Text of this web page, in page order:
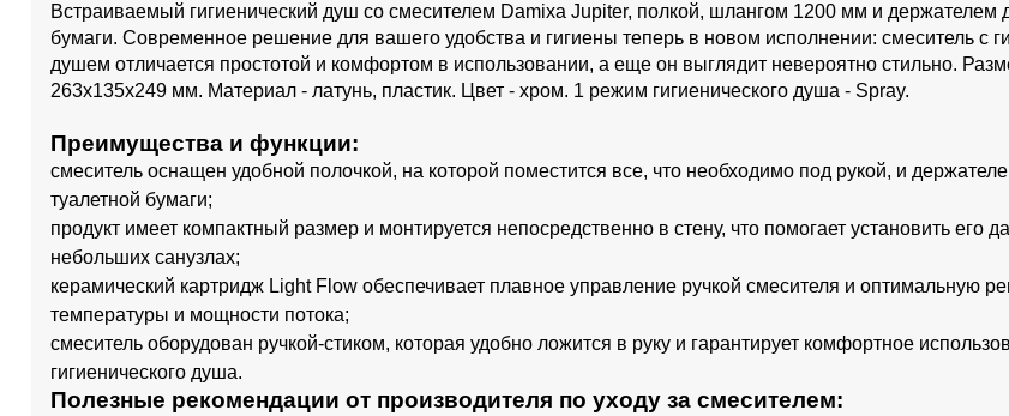
Встраиваемый гигиенический душ со смесителем Damixa Jupiter, полкой, шлангом 1200 мм и держателем
бумаги. Современное решение для вашего удобства и гигиены теперь в новом исполнении: смеситель с
душем отличается простотой и комфортом в использовании, а еще он выглядит невероятно стильно.
263x135x249 мм. Материал - латунь, пластик. Цвет - хром. 1 режим гигиенического душа - Spray.
Преимущества и функции:
смеситель оснащен удобной полочкой, на которой поместится все, что необходимо под рукой, и
туалетной бумаги;
продукт имеет компактный размер и монтируется непосредственно в стену, что помогает установить его
небольших санузлах;
керамический картридж Light Flow обеспечивает плавное управление ручкой смесителя и оптимальную
температуры и мощности потока;
смеситель оборудован ручкой-стиком, которая удобно ложится в руку и гарантирует комфортное
гигиенического душа.
Полезные рекомендации от производителя по уходу за смесителем: